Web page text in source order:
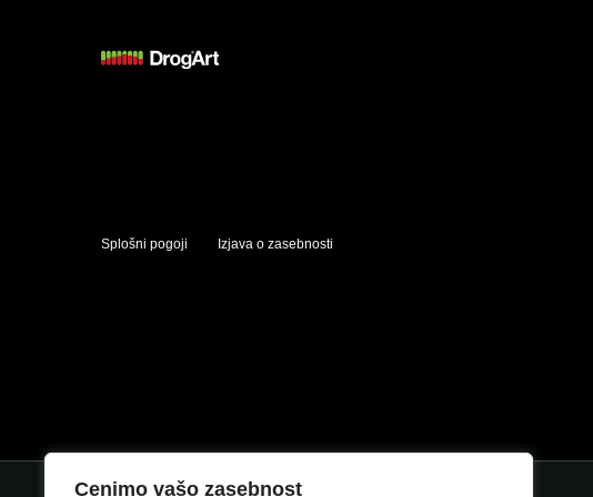
Cenimo vašo zasebnost
Splošni pogoji Izjava o zasebnosti